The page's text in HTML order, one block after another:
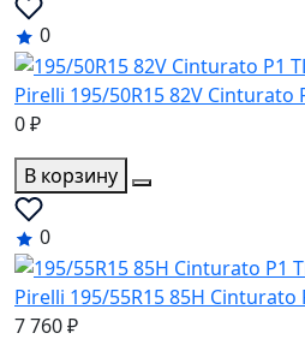
0
Pirelli 195/50R15 82V Cinturato
0 ₽
В корзину
0
Pirelli 195/55R15 85H Cinturato
7 760 ₽